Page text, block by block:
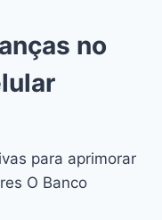
no
para aprimorar
O Banco